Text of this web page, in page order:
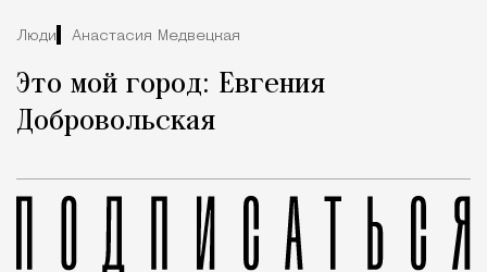
Люди Анастасия Медвецкая
Это мой город: Евгения
Добровольская